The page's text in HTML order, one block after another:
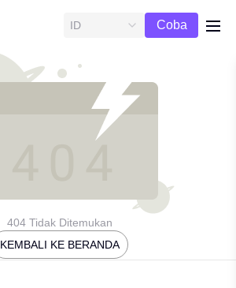
ID
Coba
404 Tidak Ditemukan
KEMBALI KE BERANDA